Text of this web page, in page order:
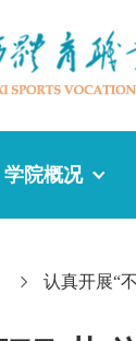
学院概况
认真开展“